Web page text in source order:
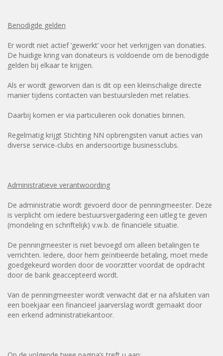
Benodigde gelden
Er wordt niet actief ‘gewerkt’ voor het verkrijgen van donaties.
De huidige kring van donateurs is voldoende om de benodigde
gelden bij elkaar te krijgen.
Als er wordt geworven dan is dit op een kleinschalige directe
manier tijdens contacten van bestuursleden met relaties.
Daarbij komen er via particulieren ook donaties binnen.
Regelmatig krijgt Stichting NN opbrengsten vanuit acties van
diverse service-clubs en andersoortige businessclubs.
Administratieve verantwoording
De administratie wordt gevoerd door de penningmeester. Deze
is verplicht om iedere bestuursvergadering een uitleg te geven
(mondeling en schriftelijk) v.w.b. de financiële situatie.
De penningmeester is niet bevoegd om alleen betalingen te
verrichten. Iedere, door hem geïnitieerde betaling, moet mede
goedgekeurd worden door de voorzitter voordat de opdracht
door de bank geaccepteerd wordt.
Van de penningmeester wordt verwacht dat er na afsluiten van
een boekjaar een financieel jaarverslag wordt gemaakt door
een erkend administratiekantoor.